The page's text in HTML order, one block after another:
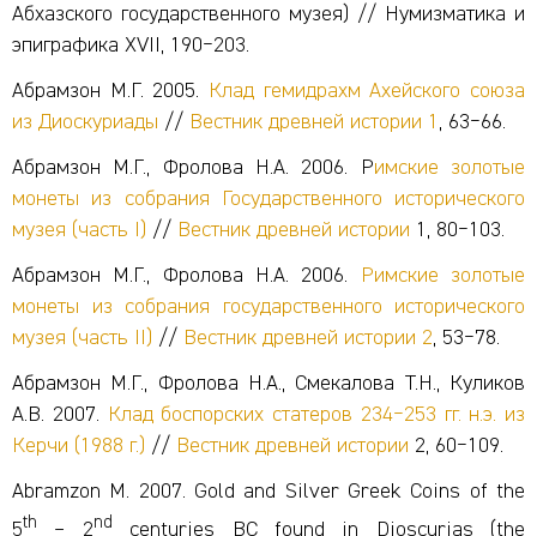
Абхазского государственного музея) // Нумизматика и
эпиграфика XVII, 190‒203.
Абрамзон М.Г. 2005.
Клад гемидрахм Ахейского союза
из Диоскуриады // Вестник древней истории 1 , 63‒66.
Абрамзон М.Г., Фролова Н.А. 2006. Римские золотые
монеты из собрания Государственного исторического
музея (часть I) // Вестник древней истории 1, 80‒103.
Абрамзон М.Г., Фролова Н.А. 2006.
Римские золотые
монеты из собрания государственного исторического
музея (часть II) // Вестник древней истории 2, 53‒78.
Абрамзон М.Г., Фролова Н.А., Смекалова Т.Н., Куликов
А.В. 2007.
Клад боспорских статеров 234‒253 гг. н.э. из
Керчи (1988 г.) // Вестник древней истории 2, 60‒109.
Abramzon M. 2007. Gold and Silver Greek Coins of the
5th – 2nd centuries BC found in Dioscurias (the